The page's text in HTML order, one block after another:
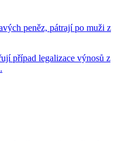
peněz, pátrají po muži z
případ legalizace výnosů z